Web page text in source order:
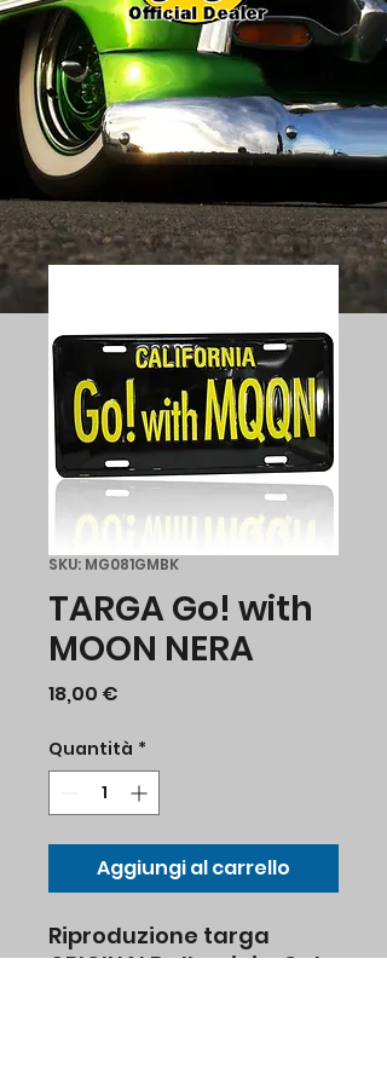
SKU: MG081GMBK
TARGA Go! with
MOON NERA
18,00 €
Quantità *
Aggiungi al carrello
Riproduzione targa
ORIGINALE alluminio, Go!